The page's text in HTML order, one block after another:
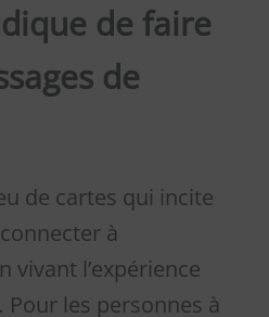
de faire
de
de cartes qui incite
à
vivant l’expérience
les personnes à